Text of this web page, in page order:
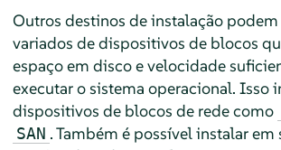
Outros destinos de instalação
variados de dispositivos de blocos
espaço em disco e velocidade
executar o sistema operacional. Isso
dispositivos de blocos de rede como
SAN . Também é possível instalar em